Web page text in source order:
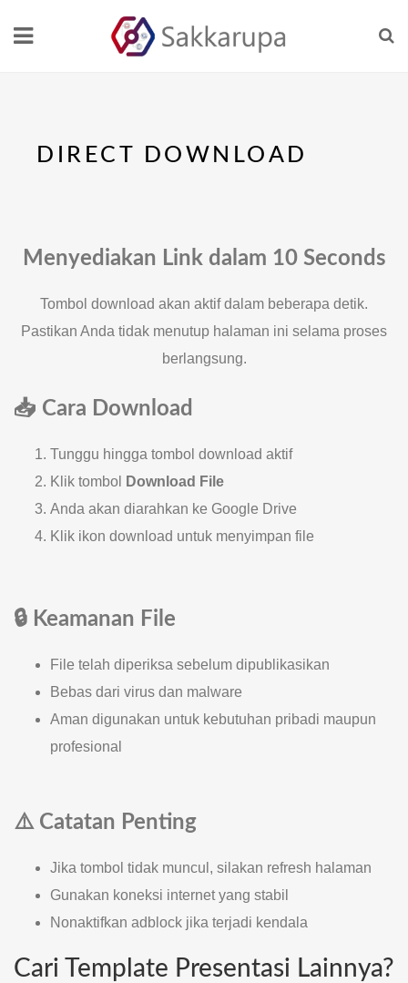
DIRECT DOWNLOAD
Menyediakan Link dalam 10 Seconds
Tombol download akan aktif dalam beberapa detik.
Pastikan Anda tidak menutup halaman ini selama proses
berlangsung.
📥 Cara Download
Tunggu hingga tombol download aktif
Klik tombol
Download File
Anda akan diarahkan ke Google Drive
Klik ikon download untuk menyimpan file
🔒 Keamanan File
File telah diperiksa sebelum dipublikasikan
Bebas dari virus dan malware
Aman digunakan untuk kebutuhan pribadi maupun
profesional
⚠️ Catatan Penting
Jika tombol tidak muncul, silakan refresh halaman
Gunakan koneksi internet yang stabil
Nonaktifkan adblock jika terjadi kendala
Cari Template Presentasi Lainnya?